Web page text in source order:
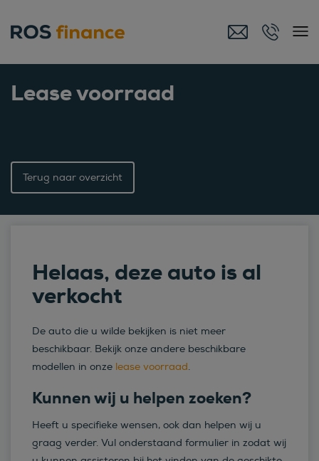
Lease voorraad
Terug naar overzicht
Helaas, deze auto is al
verkocht
De auto die u wilde bekijken is niet meer
beschikbaar. Bekijk onze andere beschikbare
modellen in onze lease voorraad.
Kunnen wij u helpen zoeken?
Heeft u specifieke wensen, ook dan helpen wij u
graag verder. Vul onderstaand formulier in zodat wij